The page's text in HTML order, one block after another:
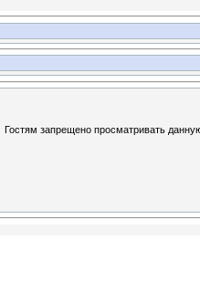
Гостям запрещено просматривать